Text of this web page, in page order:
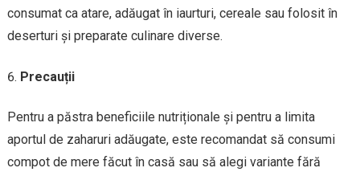
consumat ca atare, adăugat în iaurturi, cereale sau folosit în
deserturi și preparate culinare diverse.
Precauții
Pentru a păstra beneficiile nutriționale și pentru a limita
aportul de zaharuri adăugate, este recomandat să consumi
compot de mere făcut în casă sau să alegi variante fără